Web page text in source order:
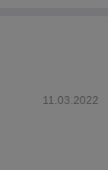
11.03.2022